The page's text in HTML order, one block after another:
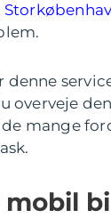
denne
overveje
mange
mobil